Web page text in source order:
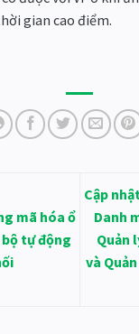
gian cao điểm.
mã hóa ổ
tự động
Cập
Danh
Quản
và